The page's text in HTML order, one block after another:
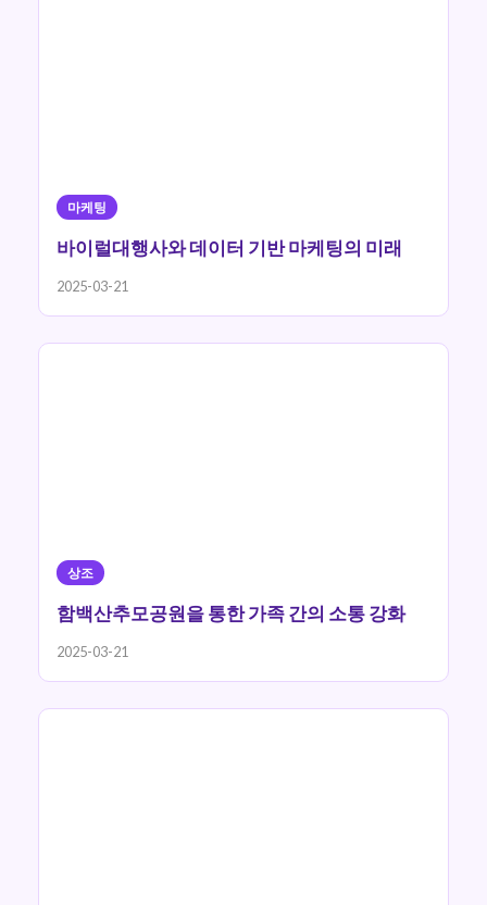
마케팅
바이럴대행사와 데이터 기반 마케팅의 미래
2025-03-21
상조
함백산추모공원을 통한 가족 간의 소통 강화
2025-03-21